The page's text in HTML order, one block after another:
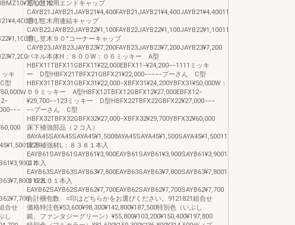
ッキ
型
：
：
合せ
し
通し笠木用エンドキャップ
CAYB21JAYB21JAYB21¥4,400FAYB21JAYB21¥4,400JAYB21¥4,4001111
通し笠木用連結キャップ
CAYB22JAYB22JAYB22¥1,100FAYB22JAYB22¥1,100JAYB22¥1,10011
通し笠木９０°コーナーキャップ
CAYB23JAYB23JAYB23¥7,200FAYB23JAYB23¥7,200JAYB23¥7,200
パネル本体H：８００W：０６ミッキー A型
HBFX11TBFX11GBFX11¥22,000EBFX11−¥24,200−−1111ミッキ
ー D型HBFX21TBFX21GBFX21¥22,000−−−−−プーさん C型
HBFX31TBFX31GBFX31¥22,000−XBFX31¥24,200YBFX31¥50,000W：
０９ミッキー A型HBFX12TBFX12GBFX12¥27,000EBFX12−
¥29,700−−123ミッキー D型HBFX22TBFX22GBFX22¥27,000−−−
−−プーさん C型
HBFX32TBFX32GBFX32¥27,000−XBFX32¥29,700YBFX32¥60,000
床下補強部品（２コ入）
8AYA45SAYA45SAYA45¥1,5008AYA45SAYA45¥1,500SAYA45¥1,5001111
床下補強材L：８３８１本入
EAYB61SAYB61SAYB61¥3,900EAYB61SAYB61¥3,900SAYB61¥3,90011
２本入
EAYB63SAYB63SAYB63¥7,800EAYB63SAYB63¥7,800SAYB63¥7,800112L：
１６８０１本入
EAYB62SAYB62SAYB62¥7,700EAYB62SAYB62¥7,700SAYB62¥7,700
合計梱包数 ○印はどちらかをお選びください。9121821組合せ
価格特注色¥53,600¥98,300¥142,800¥187,500特別色（いぶし
銀、ファンタジーグリーン）¥55,800¥103,200¥150,400¥197,800